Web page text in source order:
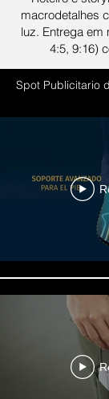
macrodetalhes
luz. Entrega em
4:5, 9:16)
Spot Publicitario